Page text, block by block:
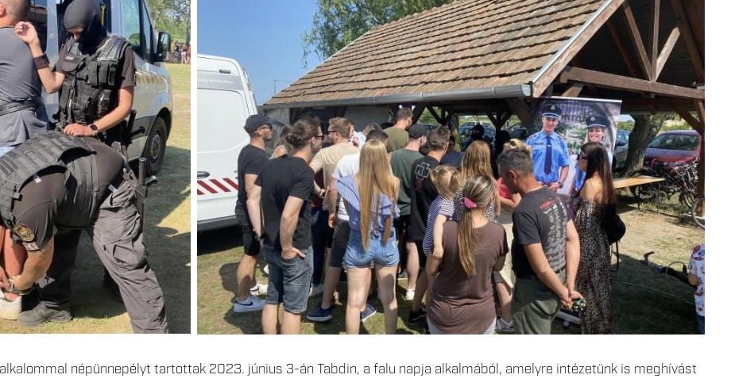
népünnepélyt tartottak 2023. június 3-án Tabdin, a falu napja alkalmából, amelyre intézetünk is meghívást